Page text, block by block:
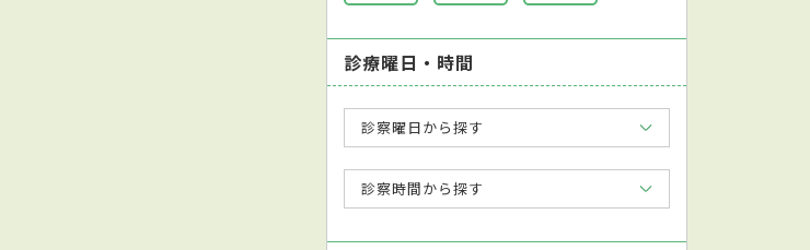
診療曜日・時間
診察曜日から探す
診察時間から探す